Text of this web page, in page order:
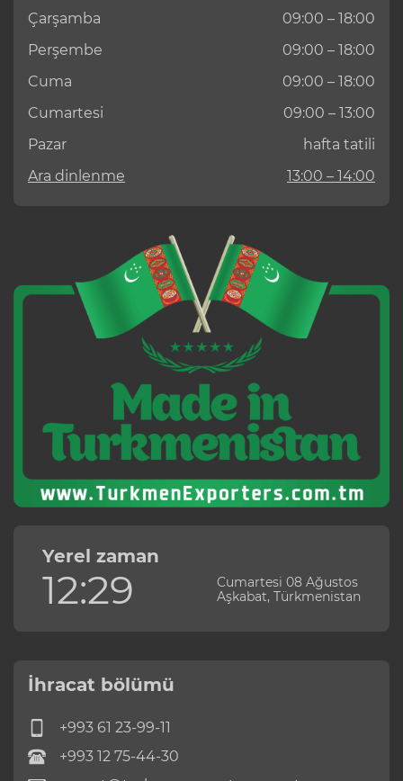
Çarşamba
09:00 – 18:00
Perşembe
09:00 – 18:00
Cuma
09:00 – 18:00
Cumartesi
09:00 – 13:00
Pazar
hafta tatili
Ara dinlenme
13:00 – 14:00
Yerel zaman
12:29
Cumartesi 08 Ağustos
Aşkabat, Türkmenistan
İhracat bölümü
+993 61 23-99-11
+993 12 75-44-30